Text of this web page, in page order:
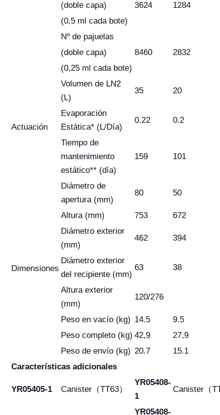
3624
1284
(doble capa)
(0,5 ml cada bote)
Nº de pajuelas
8460
2832
(doble capa)
(0,25 ml cada bote)
Actuación
Volumen de LN2
(L)
35 20
Evaporación
Estática* (L/Día)
0.22 0.2
Tiempo de
mantenimiento
estático** (día)
159 101
Dimensiones
Diámetro de
apertura (mm)
80 50
Altura (mm) 753
672
Diámetro exterior
(mm)
462 394
Diámetro exterior
del recipiente (mm)
63 38
Altura exterior
(mm)
120/276
Peso en vacío (kg) 14.5
9.5
Peso completo (kg) 42,9
27,9
Peso de envío (kg) 20.7
15.1
Características adicionales
YR05405-1 Canister（TT63）
YR05408-
1
Canister（
YR05408-